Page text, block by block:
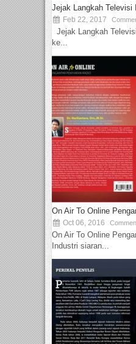
Jejak Langkah Televisi
Feb 22, 2017
Jejak Langkah
ke...
On Air To Online
Oct 06, 2016
On Air To Online
Industri siaran...